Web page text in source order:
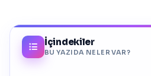
İçindekiler
BU YAZIDA NELER VAR?